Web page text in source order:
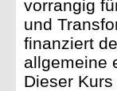
vorrangig
und
finanziert
allgemeine
Dieser